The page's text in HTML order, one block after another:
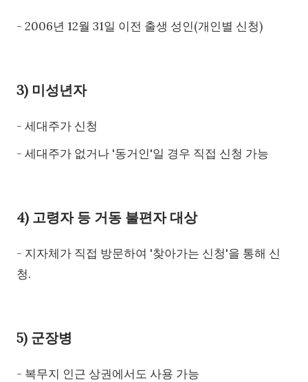
- 2006년 12월 31일 이전 출생 성인(개인별 신청)
3) 미성년자
- 세대주가 신청
- 세대주가 없거나 '동거인'일 경우 직접 신청 가능
4) 고령자 등 거동 불편자 대상
- 지자체가 직접 방문하여 '찾아가는 신청'을 통해 신
청.
5) 군장병
- 복무지 인근 상권에서도 사용 가능